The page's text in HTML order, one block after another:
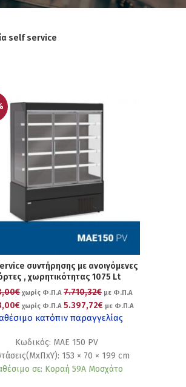
self service
συντήρησης με ανοιγόμενες
, χωρητικότητας 1075 Lt
χωρίς Φ.Π.Α7.710,32€με Φ.Π.Α
χωρίς Φ.Π.Α 5.397,72€με Φ.Π.Α
κατόπιν παραγγελίας
Κωδικός: MAE 150 PV
153 × 70 × 199 cm
σε: Κοραή 59Α Μοσχάτο